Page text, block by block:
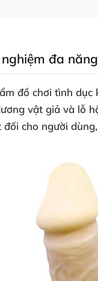
đa
đồ chơi tình
vật giả và lỗ
cho người